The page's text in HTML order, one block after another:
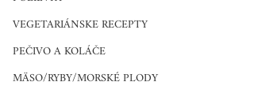
VEGETARIÁNSKE RECEPTY
PEČIVO A KOLÁČE
MÄSO/RYBY/MORSKÉ PLODY